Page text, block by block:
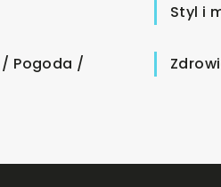
Styl i
Pogoda /